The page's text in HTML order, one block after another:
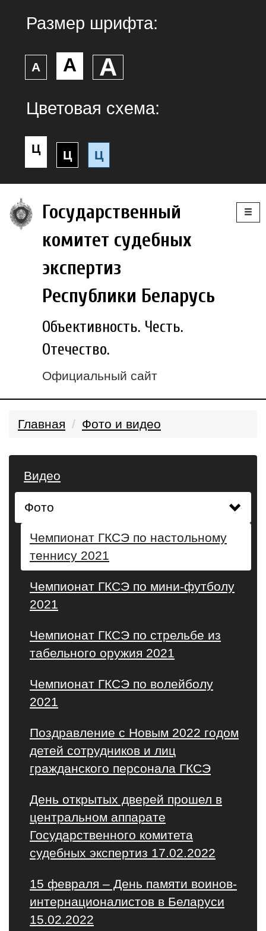
Размер шрифта:
А А А
Цветовая схема:
Ц Ц Ц
Государственный
комитет судебных
экспертиз
Республики Беларусь
Объективность. Честь.
Отечество.
Официальный сайт
Главная Фото и видео
Видео
Фото
Чемпионат ГКСЭ по настольному
теннису 2021
Чемпионат ГКСЭ по мини-футболу
2021
Чемпионат ГКСЭ по стрельбе из
табельного оружия 2021
Чемпионат ГКСЭ по волейболу
2021
Поздравление с Новым 2022 годом
детей сотрудников и лиц
гражданского персонала ГКСЭ
День открытых дверей прошел в
центральном аппарате
Государственного комитета
судебных экспертиз 17.02.2022
15 февраля – День памяти воинов-
интернационалистов в Беларуси
15.02.2022